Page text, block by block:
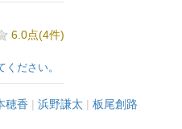
6.0点(4件)
ださい。
穂香 | 浜野謙太 | 板尾創路